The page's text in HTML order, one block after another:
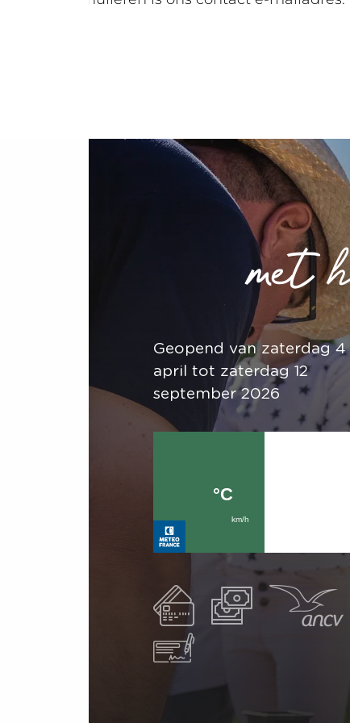
met
Geopend van zaterdag 4
april tot zaterdag 12
september 2026